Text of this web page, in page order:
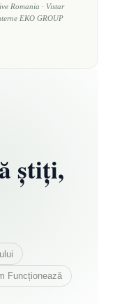
Romania · Vistar
EKO GROUP
știți,
Funcționează